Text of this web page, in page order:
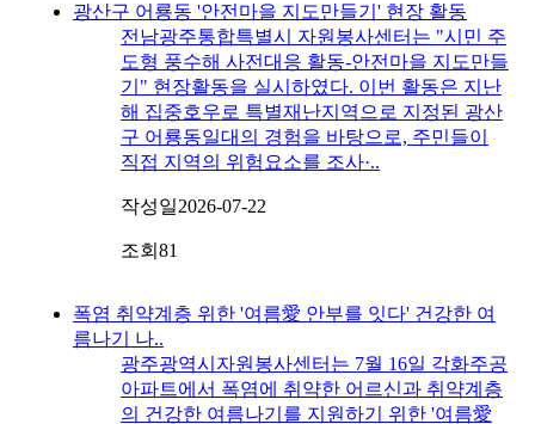
광산구 어룡동 '안전마을 지도만들기' 현장 활동
전남광주통합특별시 자원봉사센터는 "시민 주
도형 풍수해 사전대응 활동-안전마을 지도만들
기" 현장활동을 실시하였다. 이번 활동은 지난
해 집중호우로 특별재난지역으로 지정된 광산
구 어룡동일대의 경험을 바탕으로, 주민들이
직접 지역의 위험요소를 조사·..
작성일2026-07-22
조회 81
폭염 취약계층 위한 '여름愛 안부를 잇다' 건강한 여
름나기 나..
광주광역시자원봉사센터는 7월 16일 각화주공
아파트에서 폭염에 취약한 어르신과 취약계층
의 건강한 여름나기를 지원하기 위한 '여름愛